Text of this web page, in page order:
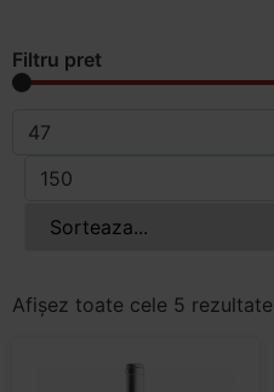
Filtru pret
Afișez toate cele 5 rezultate